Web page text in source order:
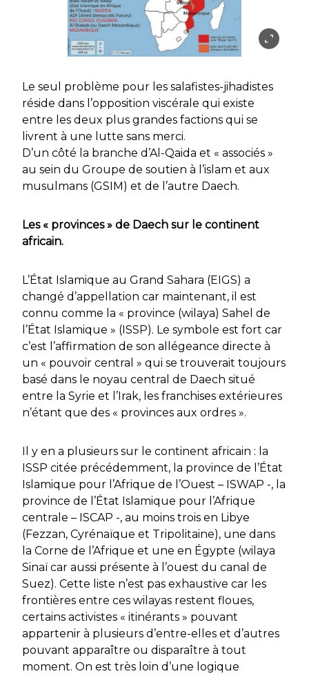
Le seul problème pour les salafistes-jihadistes
réside dans l’opposition viscérale qui existe
entre les deux plus grandes factions qui se
livrent à une lutte sans merci.
D’un côté la branche d’Al-Qaida et « associés »
au sein du Groupe de soutien à l’islam et aux
musulmans (GSIM) et de l’autre Daech.
Les « provinces » de Daech sur le continent
africain.
L’État Islamique au Grand Sahara (EIGS) a
changé d’appellation car maintenant, il est
connu comme la « province (wilaya) Sahel de
l’État Islamique » (ISSP). Le symbole est fort car
c’est l’affirmation de son allégeance directe à
un « pouvoir central » qui se trouverait toujours
basé dans le noyau central de Daech situé
entre la Syrie et l’Irak, les franchises extérieures
n’étant que des « provinces aux ordres ».
Il y en a plusieurs sur le continent africain : la
ISSP citée précédemment, la province de l’État
Islamique pour l’Afrique de l’Ouest – ISWAP -, la
province de l’État Islamique pour l’Afrique
centrale – ISCAP -, au moins trois en Libye
(Fezzan, Cyrénaïque et Tripolitaine), une dans
la Corne de l’Afrique et une en Égypte (wilaya
Sinaï car aussi présente à l’ouest du canal de
Suez). Cette liste n’est pas exhaustive car les
frontières entre ces wilayas restent floues,
certains activistes « itinérants » pouvant
appartenir à plusieurs d’entre-elles et d’autres
pouvant apparaître ou disparaître à tout
moment. On est très loin d’une logique